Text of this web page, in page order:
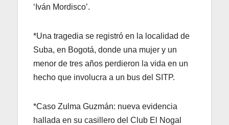
‘Iván Mordisco’.
*Una tragedia se registró en la localidad de
Suba, en Bogotá, donde una mujer y un
menor de tres años perdieron la vida en un
hecho que involucra a un bus del SITP.
*Caso Zulma Guzmán: nueva evidencia
hallada en su casillero del Club El Nogal